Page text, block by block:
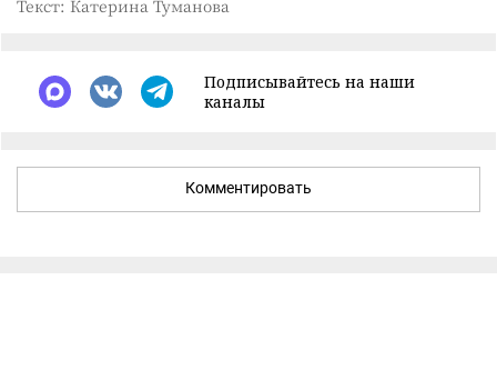
Текст: Катерина Туманова
Подписывайтесь на наши
каналы
Комментировать